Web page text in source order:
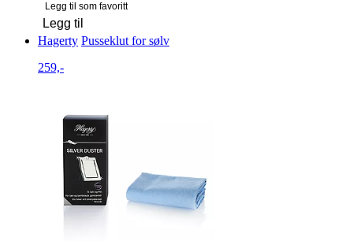
Legg til som favoritt
Legg til
Hagerty Pusseklut for sølv
259,-